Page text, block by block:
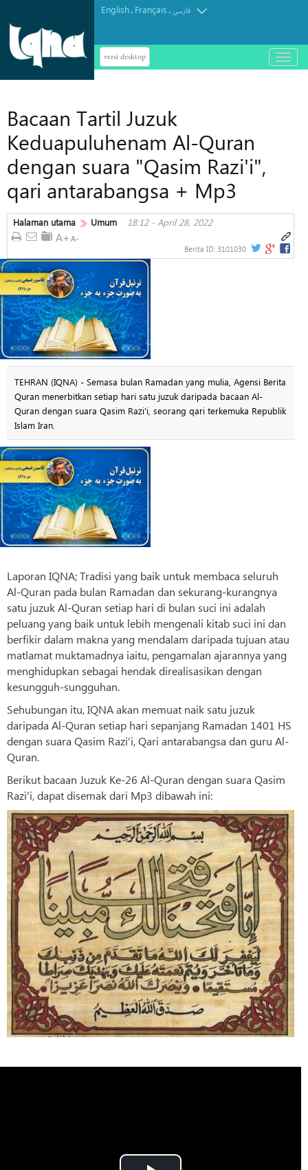
English. Français.فارسی
versi desktop
باز
و
Bacaan Tartil Juzuk
Keduapuluhenam Al-Quran
dengan suara "Qasim Razi'i",
qari antarabangsa + Mp3
Halaman utama Umum 18:12 - April 28, 2022
Berita ID: 3101030
TEHRAN (IQNA) - Semasa bulan Ramadan yang mulia, Agensi Berita
Quran menerbitkan setiap hari satu juzuk daripada bacaan Al-
Quran dengan suara Qasim Razi'i, seorang qari terkemuka Republik
Islam Iran.
Laporan IQNA; Tradisi yang baik untuk membaca seluruh
Al-Quran pada bulan Ramadan dan sekurang-kurangnya
satu juzuk Al-Quran setiap hari di bulan suci ini adalah
peluang yang baik untuk lebih mengenali kitab suci ini dan
berfikir dalam makna yang mendalam daripada tujuan atau
matlamat muktamadnya iaitu, pengamalan ajarannya yang
menghidupkan sebagai hendak direalisasikan dengan
kesungguh-sungguhan.
Sehubungan itu, IQNA akan memuat naik satu juzuk
daripada Al-Quran setiap hari sepanjang Ramadan 1401 HS
dengan suara Qasim Razi'i, Qari antarabangsa dan guru Al-
Quran.
Berikut bacaan Juzuk Ke-26 Al-Quran dengan suara Qasim
Razi'i, dapat disemak dari Mp3 dibawah ini: